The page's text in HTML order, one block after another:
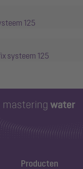
125
systeem 125
Producten